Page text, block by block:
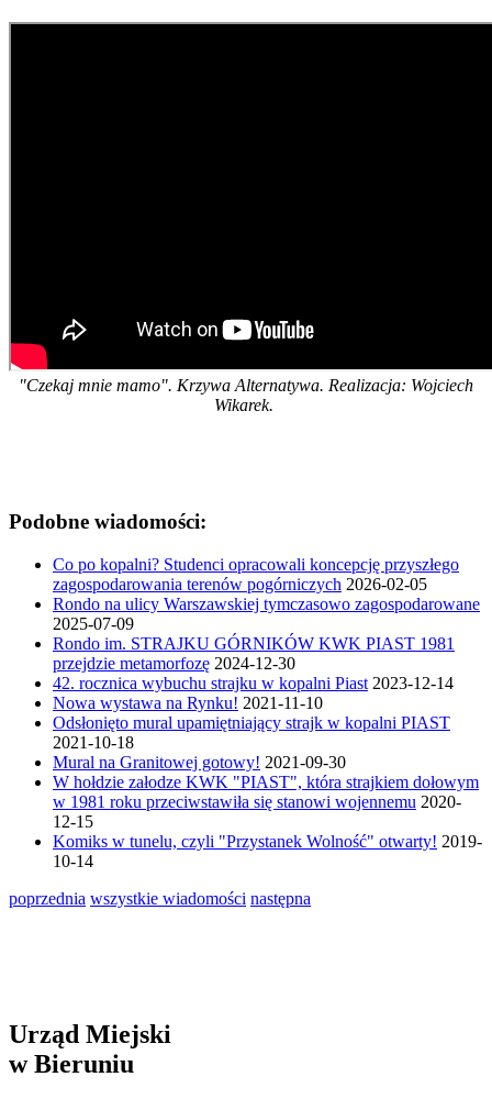
"Czekaj mnie mamo". Krzywa Alternatywa. Realizacja: Wojciech
Wikarek.
Podobne wiadomości:
Co po kopalni? Studenci opracowali koncepcję przyszłego
zagospodarowania terenów pogórniczych 2026-02-05
Rondo na ulicy Warszawskiej tymczasowo zagospodarowane
2025-07-09
Rondo im. STRAJKU GÓRNIKÓW KWK PIAST 1981
przejdzie metamorfozę 2024-12-30
42. rocznica wybuchu strajku w kopalni Piast 2023-12-14
Nowa wystawa na Rynku! 2021-11-10
Odsłonięto mural upamiętniający strajk w kopalni PIAST
2021-10-18
Mural na Granitowej gotowy! 2021-09-30
W hołdzie załodze KWK "PIAST", która strajkiem dołowym
w 1981 roku przeciwstawiła się stanowi wojennemu 2020-
12-15
Komiks w tunelu, czyli "Przystanek Wolność" otwarty! 2019-
10-14
poprzednia wszystkie wiadomości następna
Urząd Miejski
w Bieruniu